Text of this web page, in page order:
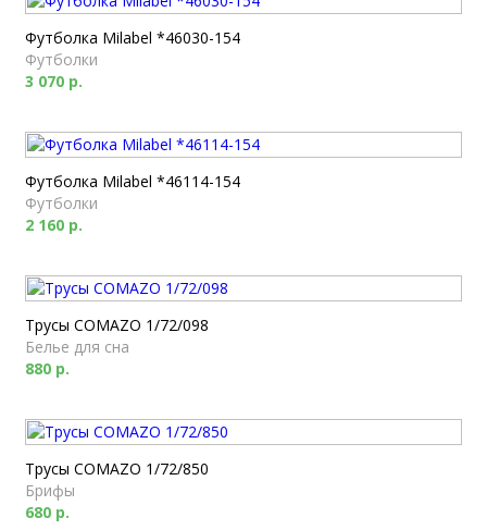
Футболка Milabel *46030-154
Футболки
3 070 р.
Футболка Milabel *46114-154
Футболки
2 160 р.
Трусы COMAZO 1/72/098
Белье для сна
880 р.
Трусы COMAZO 1/72/850
Брифы
680 р.